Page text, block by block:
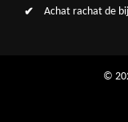
Achat rachat de
©